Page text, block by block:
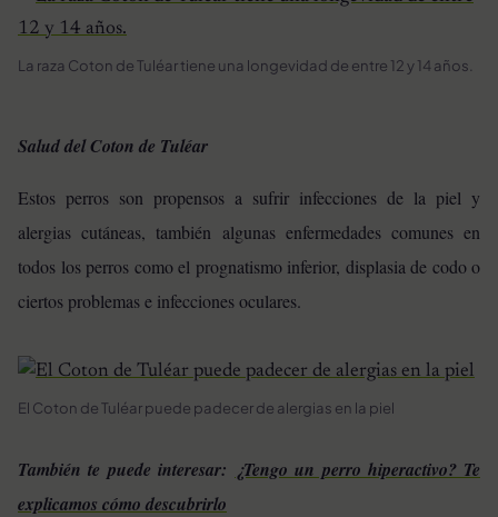
La raza Coton de Tuléar tiene una longevidad de entre 12 y 14 años.
Salud del Coton de Tuléar
Estos perros son propensos a sufrir infecciones de la piel y
alergias cutáneas, también algunas enfermedades comunes en
todos los perros como el prognatismo inferior, displasia de codo o
ciertos problemas e infecciones oculares.
El Coton de Tuléar puede padecer de alergias en la piel
También te puede interesar: ¿Tengo un perro hiperactivo? Te
explicamos cómo descubrirlo